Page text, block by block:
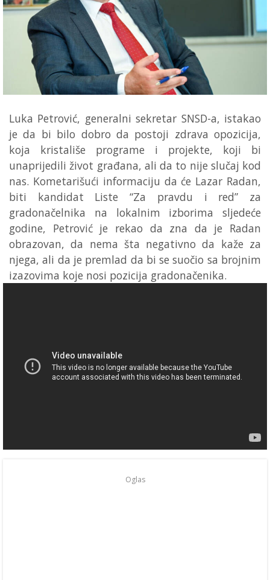
Luka Petrović, generalni sekretar SNSD-a, istakao
je da bi bilo dobro da postoji zdrava opozicija,
koja kristališe programe i projekte, koji bi
unaprijedili život građana, ali da to nije slučaj kod
nas. Kometarišući informaciju da će Lazar Radan,
biti kandidat Liste “Za pravdu i red” za
gradonačelnika na lokalnim izborima sljedeće
godine, Petrović je rekao da zna da je Radan
obrazovan, da nema šta negativno da kaže za
njega, ali da je premlad da bi se suočio sa brojnim
izazovima koje nosi pozicija gradonačenika.
Oglas